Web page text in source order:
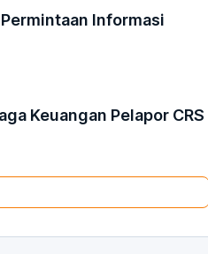
Informasi
Keuangan Pelapor CRS